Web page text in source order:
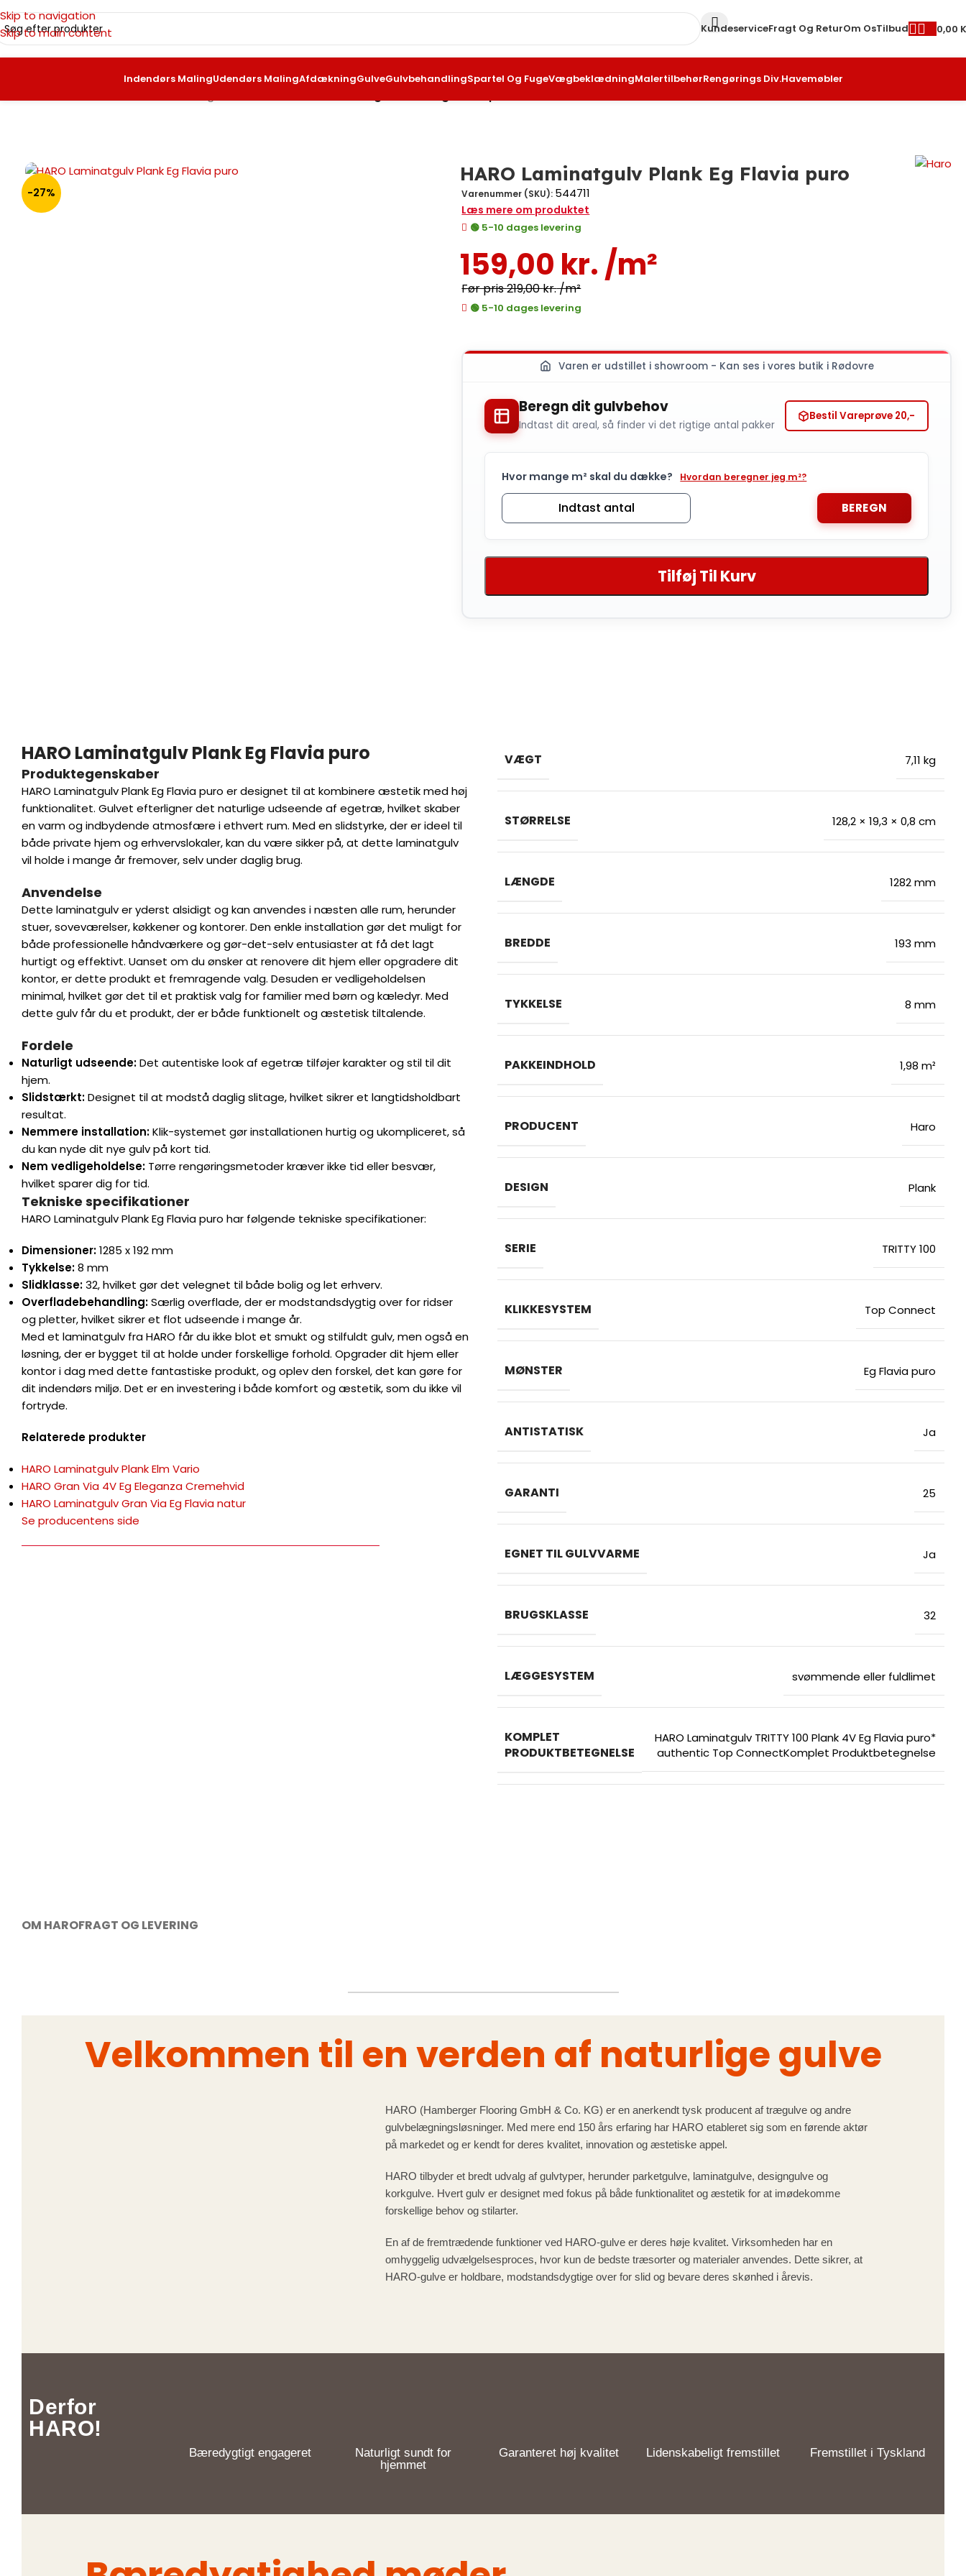
Skip to navigation
Skip to main content
KundeserviceFragt Og ReturOm OsTilbud 0,00
Indendørs MalingUdendørs MalingAfdækningGulveGulvbehandlingSpartel Og FugeVægbeklædningMalertilbehørRengørings Div.Havemøbler
-27%
HARO Laminatgulv Plank Eg Flavia puro
Varenummer (SKU): 544711
Læs mere om produktet
🟢 5-10 dages levering
159,00 kr. /m²
219,00kr./m²
🟢 5-10 dages levering
Varen er udstillet i showroom - Kan ses i vores butik i Rødovre
Beregn dit gulvbehov
Indtast dit areal, så finder vi det rigtige antal pakker
Bestil Vareprøve 20,-
Hvor mange m² skal du dække? Hvordan beregner jeg m²?
BEREGN
Tilføj Til Kurv
HARO Laminatgulv Plank Eg Flavia puro
Produktegenskaber
HARO Laminatgulv Plank Eg Flavia puro er designet til at kombinere æstetik med høj
funktionalitet. Gulvet efterligner det naturlige udseende af egetræ, hvilket skaber
en varm og indbydende atmosfære i ethvert rum. Med en slidstyrke, der er ideel til
både private hjem og erhvervslokaler, kan du være sikker på, at dette laminatgulv
vil holde i mange år fremover, selv under daglig brug.
Anvendelse
Dette laminatgulv er yderst alsidigt og kan anvendes i næsten alle rum, herunder
stuer, soveværelser, køkkener og kontorer. Den enkle installation gør det muligt for
både professionelle håndværkere og gør-det-selv entusiaster at få det lagt
hurtigt og effektivt. Uanset om du ønsker at renovere dit hjem eller opgradere dit
kontor, er dette produkt et fremragende valg. Desuden er vedligeholdelsen
minimal, hvilket gør det til et praktisk valg for familier med børn og kæledyr. Med
dette gulv får du et produkt, der er både funktionelt og æstetisk tiltalende.
Fordele
Naturligt udseende:Det autentiske look af egetræ tilføjer karakter og stil til dit
hjem.
Slidstærkt:Designet til at modstå daglig slitage, hvilket sikrer et langtidsholdbart
resultat.
Nemmere installation:Klik-systemet gør installationen hurtig og ukompliceret, så
du kan nyde dit nye gulv på kort tid.
Nem vedligeholdelse: Tørre rengøringsmetoder kræver ikke tid eller besvær,
hvilket sparer dig for tid.
Tekniske specifikationer
HARO Laminatgulv Plank Eg Flavia puro har følgende tekniske specifikationer:
Dimensioner:1285 x 192 mm
Tykkelse:8 mm
Slidklasse:32, hvilket gør det velegnet til både bolig og let erhverv.
Overfladebehandling:Særlig overflade, der er modstandsdygtig over for ridser
og pletter, hvilket sikrer et flot udseende i mange år.
Med et laminatgulv fra HARO får du ikke blot et smukt og stilfuldt gulv, men også en
løsning, der er bygget til at holde under forskellige forhold. Opgrader dit hjem eller
kontor i dag med dette fantastiske produkt, og oplev den forskel, det kan gøre for
dit indendørs miljø. Det er en investering i både komfort og æstetik, som du ikke vil
fortryde.
Relaterede produkter
HARO Laminatgulv Plank Elm Vario
HARO Gran Via 4V Eg Eleganza Cremehvid
HARO Laminatgulv Gran Via Eg Flavia natur
Se producentens side
VÆGT 7,11 kg
STØRRELSE 128,2 × 19,3 × 0,8 cm
LÆNGDE 1282 mm
BREDDE 193 mm
TYKKELSE 8 mm
PAKKEINDHOLD 1,98 m²
PRODUCENT Haro
DESIGN Plank
SERIE TRITTY 100
KLIKKESYSTEM Top Connect
MØNSTER Eg Flavia puro
ANTISTATISK Ja
GARANTI 25
EGNET TIL GULVVARME Ja
BRUGSKLASSE 32
LÆGGESYSTEM svømmende eller fuldlimet
KOMPLET
PRODUKTBETEGNELSE
HARO Laminatgulv TRITTY 100 Plank 4V Eg Flavia puro*
authentic Top ConnectKomplet Produktbetegnelse
OM HAROFRAGT OG LEVERING
Velkommen til en verden af naturlige gulve
HARO (Hamberger Flooring GmbH & Co. KG) er en anerkendt tysk producent af trægulve og andre
gulvbelægningsløsninger. Med mere end 150 års erfaring har HARO etableret sig som en førende aktør
på markedet og er kendt for deres kvalitet, innovation og æstetiske appel.
HARO tilbyder et bredt udvalg af gulvtyper, herunder parketgulve, laminatgulve, designgulve og
korkgulve. Hvert gulv er designet med fokus på både funktionalitet og æstetik for at imødekomme
forskellige behov og stilarter.
En af de fremtrædende funktioner ved HARO-gulve er deres høje kvalitet. Virksomheden har en
omhyggelig udvælgelsesproces, hvor kun de bedste træsorter og materialer anvendes. Dette sikrer, at
HARO-gulve er holdbare, modstandsdygtige over for slid og bevare deres skønhed i årevis.
Derfor
HARO!
Bæredygtigt engageret
Naturligt sundt for
hjemmet
Garanteret høj kvalitet Lidenskabeligt fremstillet Fremstillet i Tyskland